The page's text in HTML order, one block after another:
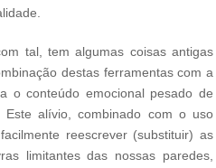
tal, tem algumas coisas antigas
destas ferramentas com a
o conteúdo emocional pesado de
alívio, combinado com o uso
reescrever (substituir) as
limitantes das nossas paredes,